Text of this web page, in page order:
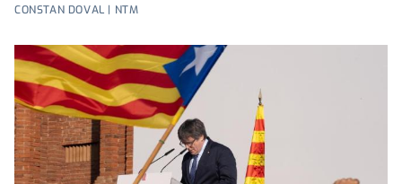
CONSTAN DOVAL | NTM